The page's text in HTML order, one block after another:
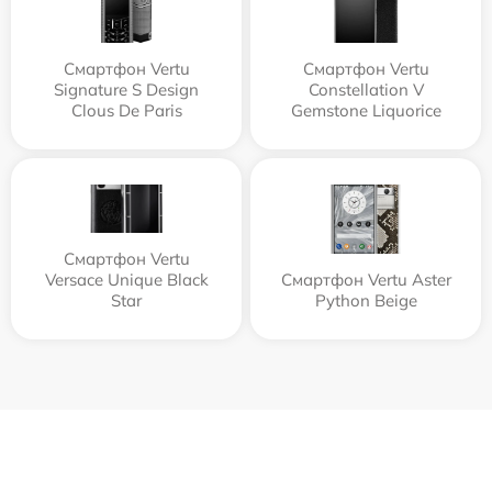
Смартфон Vertu
Signature S Design
Clous De Paris
Смартфон Vertu
Constellation V
Gemstone Liquorice
Смартфон Vertu
Versace Unique Black
Star
Смартфон Vertu Aster
Python Beige